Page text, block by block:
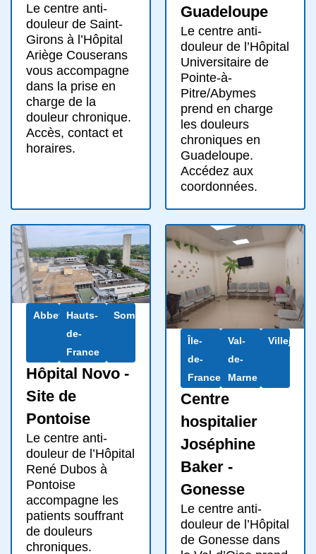
Le centre anti-
douleur de Saint-
Girons à l’Hôpital
Ariège Couserans
vous accompagne
dans la prise en
charge de la
douleur chronique.
Accès, contact et
horaires.
Guadeloupe
Le centre anti-
douleur de l’Hôpital
Universitaire de
Pointe-à-
Pitre/Abymes
prend en charge
les douleurs
chroniques en
Guadeloupe.
Accédez aux
coordonnées.
AbbevilleHauts-
de-
France
Somme
Hôpital Novo -
Site de
Pontoise
Le centre anti-
douleur de l’Hôpital
René Dubos à
Pontoise
accompagne les
patients souffrant
de douleurs
chroniques.
Île-
de-
France
Val-
de-
Marne
Villejuif
Centre
hospitalier
Joséphine
Baker -
Gonesse
Le centre anti-
douleur de l’Hôpital
de Gonesse dans